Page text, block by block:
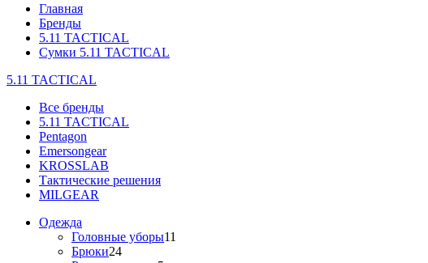
Главная
Бренды
5.11 TACTICAL
Сумки 5.11 TACTICAL
5.11 TACTICAL
Все бренды
5.11 TACTICAL
Pentagon
Emersongear
KROSSLAB
Тактические решения
MILGEAR
Одежда
Головные уборы11
Брюки24